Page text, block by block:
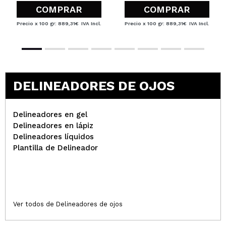
COMPRAR
Precio x 100 gr: 889,31€ IVA Incl.
COMPRAR
Precio x 100 gr: 889,31€ IVA Incl.
DELINEADORES DE OJOS
Delineadores en gel
Delineadores en lápiz
Delineadores líquidos
Plantilla de Delineador
Ver todos de Delineadores de ojos